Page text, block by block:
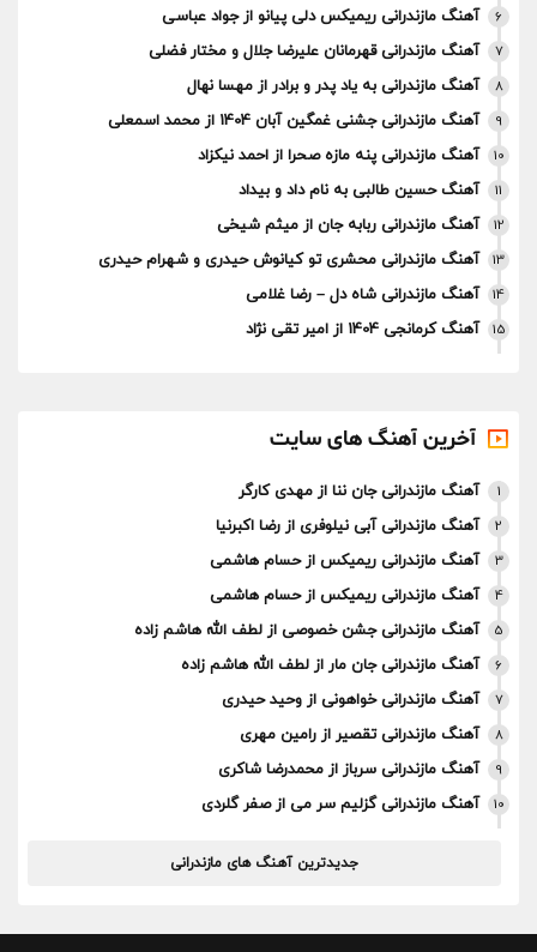
6 آهنگ مازندرانی ریمیکس دلی پیانو از جواد عباسی
7 آهنگ مازندرانی قهرمانان علیرضا جلال و مختار فضلی
8 آهنگ مازندرانی به یاد پدر و برادر از مهسا نهال
9 آهنگ مازندرانی جشنی غمگین آبان 1404 از محمد اسمعلی
10 آهنگ مازندرانی پنه مازه صحرا از احمد نیکزاد
11 آهنگ حسین طالبی به نام داد و بیداد
12 آهنگ مازندرانی ربابه جان از میثم شیخی
13 آهنگ مازندرانی محشری تو کیانوش حیدری و شهرام حیدری
14 آهنگ مازندرانی شاه دل – رضا غلامی
15 آهنگ کرمانجی 1404 از امیر تقی نژاد
آخرین آهنگ های سایت
1 آهنگ مازندرانی جان ننا از مهدی کارگر
2 آهنگ مازندرانی آبی نیلوفری از رضا اکبرنیا
3 آهنگ مازندرانی ریمیکس از حسام هاشمی
4 آهنگ مازندرانی ریمیکس از حسام هاشمی
5 آهنگ مازندرانی جشن خصوصی از لطف الله هاشم زاده
6 آهنگ مازندرانی جان مار از لطف الله هاشم زاده
7 آهنگ مازندرانی خواهونی از وحید حیدری
8 آهنگ مازندرانی تقصیر از رامین مهری
9 آهنگ مازندرانی سرباز از محمدرضا شاکری
10 آهنگ مازندرانی گزلیم سر می از صفر گلردی
جدیدترین آهنگ های مازندرانی